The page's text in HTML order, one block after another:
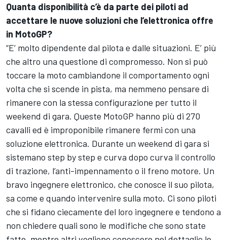
Quanta disponibilità c’è da parte dei piloti ad
accettare le nuove soluzioni che l’elettronica offre
in MotoGP?
“E’ molto dipendente dal pilota e dalle situazioni. E’ più
che altro una questione di compromesso. Non si può
toccare la moto cambiandone il comportamento ogni
volta che si scende in pista, ma nemmeno pensare di
rimanere con la stessa configurazione per tutto il
weekend di gara. Queste MotoGP hanno più di 270
cavalli ed è improponibile rimanere fermi con una
soluzione elettronica. Durante un weekend di gara si
sistemano step by step e curva dopo curva il controllo
di trazione, l’anti-impennamento o il freno motore. Un
bravo ingegnere elettronico, che conosce il suo pilota,
sa come e quando intervenire sulla moto. Ci sono piloti
che si fidano ciecamente del loro ingegnere e tendono a
non chiedere quali sono le modifiche che sono state